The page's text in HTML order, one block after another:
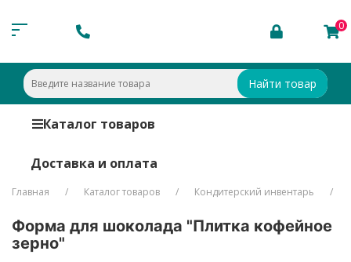
0
Найти товар
Каталог товаров
Доставка и оплата
Главная Каталог товаров Кондитерский инвентарь
Форма для шоколада "Плитка кофейное
зерно"